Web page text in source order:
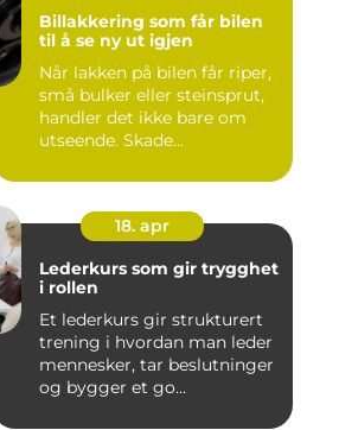
Billakkering som får bilen
til å se ny ut igjen
Når lakken på bilen får riper,
små bulker eller steinsprut,
handler det ikke bare om
utseende. Skade...
18. apr
Lederkurs som gir trygghet
i rollen
Et lederkurs gir strukturert
trening i hvordan man leder
mennesker, tar beslutninger
og bygger et go...